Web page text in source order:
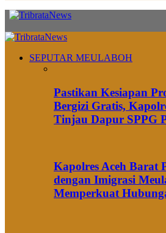
SEPUTAR MEULABOH
Pastikan Kesiapan
Bergizi Gratis,
Tinjau Dapur SPPG
Kapolres Aceh Barat
dengan Imigrasi
Memperkuat